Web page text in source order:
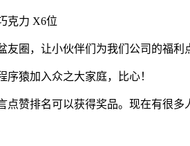
克力 X6位
友圈，让小伙伴们为我们公司的福利
序猿加入众之大家庭，比心！
点赞排名可以获得奖品。现在有很